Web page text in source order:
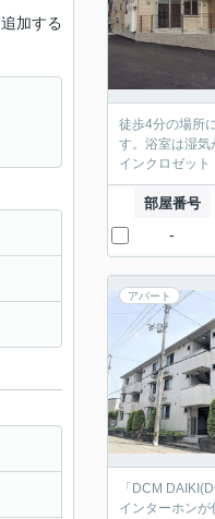
徒歩4分の場所
す。浴室は湿気
インクロゼッ
部屋番号
-
アパート
「DCM
インターホン
追加する